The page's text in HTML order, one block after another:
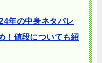
年の中身ネタバレ
！値段についても紹